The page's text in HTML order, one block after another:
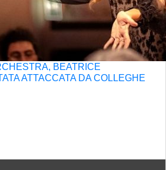
BEATRICE
ATTACCATA DA COLLEGHE